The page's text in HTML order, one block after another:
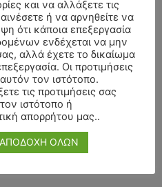
2026 – ΧΡΗΣΤΟΣ Α. ΠΑΛΙΟΥΡΑΣ
3/8/2026 – ΔΗΜΗΤΡΙΟΣ Σ.
– ΔΕΥΤΕΡΑ 3/8/2026 –
91
3/8/2026 – ΔΗΜΗΤΡΙΟΣ Σ.
και να αλλάξετε τις
ή να αρνηθείτε να
ότι κάποια επεξεργασία
ενδέχεται να μην
αλλά έχετε το δικαίωμα
Οι προτιμήσεις
τον ιστότοπο.
τις προτιμήσεις σας
ιστότοπο ή
απορρήτου μας..
ΑΠΟΔΟΧΗ ΟΛΩΝ